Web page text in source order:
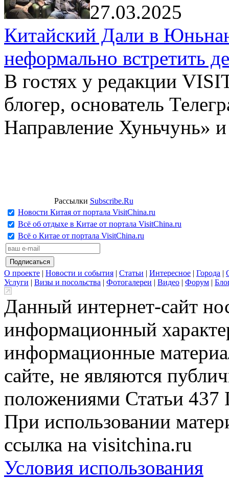
27.03.2025
Китайский Дали в
неформально встретить
В гостях у редакции
блогер, основатель
Направление Хуньчунь»
Рассылки Subscribe.Ru
Новости Китая от портала VisitChina.ru
Всё об отдыхе в Китае от портала VisitChina.ru
Всё о Китае от портала VisitChina.ru
О проекте | Новости и события | Статьи | Интересное | Города |
Услуги | Визы и посольства | Фотогалереи | Видео | Форум |
Данный интернет-сайт
информационный
информационные
сайте, не являются
положениями Статьи 437
При использовании
ссылка на visitchina.ru
Условия использования